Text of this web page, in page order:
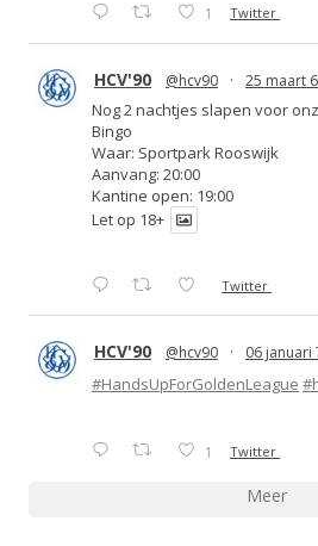
1 Twitter
HCV'90 @hcv90 · 25 maart
Nog 2 nachtjes slapen voor
Bingo
Waar: Sportpark Rooswijk
Aanvang: 20:00
Kantine open: 19:00
Let op 18+
Twitter
HCV'90 @hcv90 · 06 januari
#HandsUpForGoldenLeague
1 Twitter
Meer